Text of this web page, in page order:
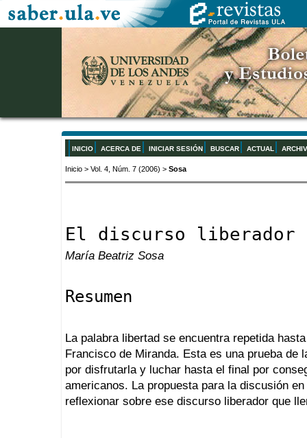
INICIO ACERCA DE INICIAR SESIÓN BUSCAR ACTUAL
Inicio > Vol. 4, Núm. 7 (2006) > Sosa
El discurso liberador
María Beatriz Sosa
Resumen
La palabra libertad se encuentra repetida
Francisco de Miranda. Esta es una prueba de
por disfrutarla y luchar hasta el final por
americanos. La propuesta para la discusión
reflexionar sobre ese discurso liberador que